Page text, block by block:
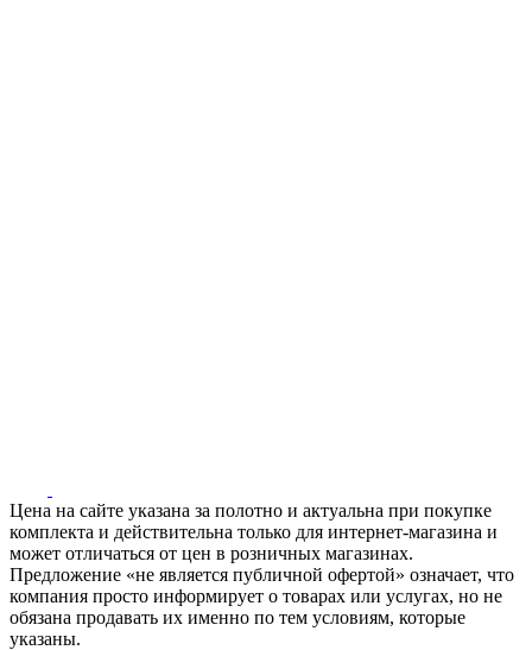
Цена на сайте указана за полотно и актуальна при покупке
комплекта и действительна только для интернет-магазина и
может отличаться от цен в розничных магазинах.
Предложение «не является публичной офертой» означает, что
компания просто информирует о товарах или услугах, но не
обязана продавать их именно по тем условиям, которые
указаны.